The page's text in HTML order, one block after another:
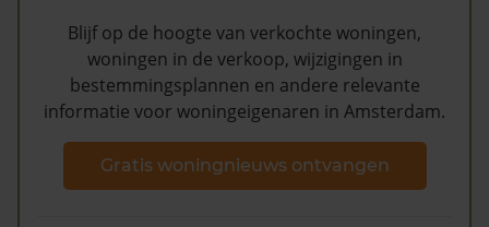
Blijf op de hoogte van verkochte woningen,
woningen in de verkoop, wijzigingen in
bestemmingsplannen en andere relevante
informatie voor woningeigenaren in Amsterdam.
Gratis woningnieuws ontvangen